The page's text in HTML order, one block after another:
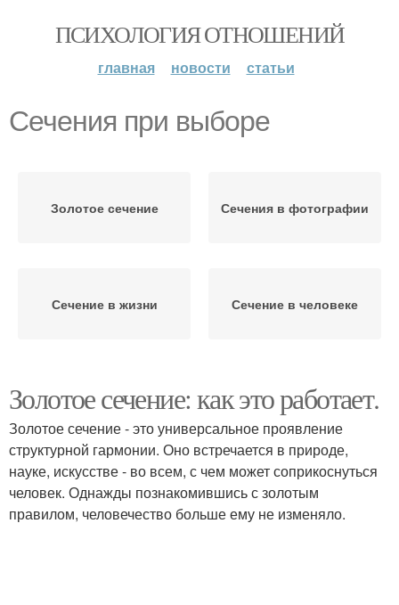
ПСИХОЛОГИЯ ОТНОШЕНИЙ
главная новости статьи
Сечения при выборе
Золотое сечение Сечения в фотографии
Сечение в жизни Сечение в человеке
Золотое сечение: как это работает.
Золотое сечение - это универсальное проявление
структурной гармонии. Оно встречается в природе,
науке, искусстве - во всем, с чем может соприкоснуться
человек. Однажды познакомившись с золотым
правилом, человечество больше ему не изменяло.